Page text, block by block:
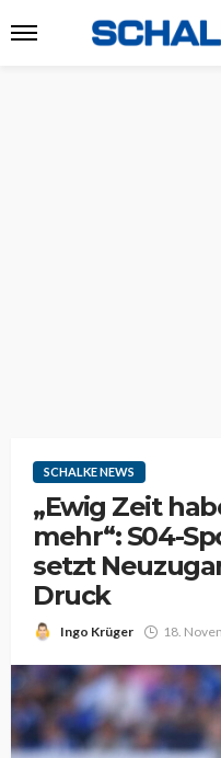
SCHALKE NEWS
„Ewig Zeit
mehr“: S04-
setzt
Druck
Ingo Krüger 18.